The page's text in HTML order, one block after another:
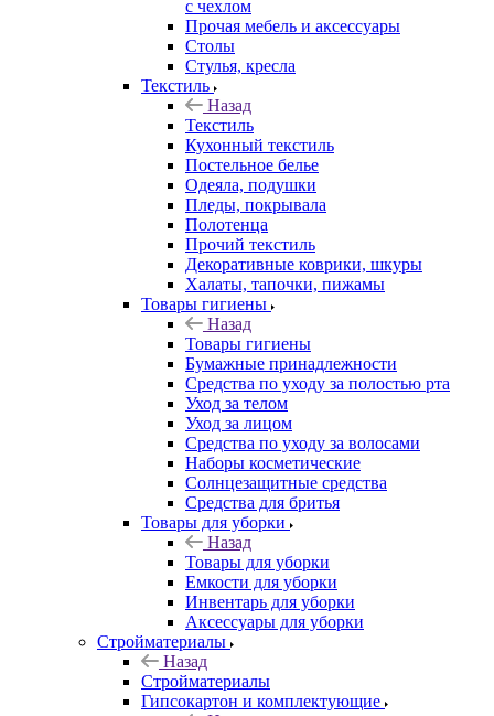
с чехлом
Прочая мебель и аксессуары
Столы
Стулья, кресла
Текстиль
Назад
Текстиль
Кухонный текстиль
Постельное белье
Одеяла, подушки
Пледы, покрывала
Полотенца
Прочий текстиль
Декоративные коврики, шкуры
Халаты, тапочки, пижамы
Товары гигиены
Назад
Товары гигиены
Бумажные принадлежности
Средства по уходу за полостью рта
Уход за телом
Уход за лицом
Средства по уходу за волосами
Наборы косметические
Солнцезащитные средства
Средства для бритья
Товары для уборки
Назад
Товары для уборки
Емкости для уборки
Инвентарь для уборки
Аксессуары для уборки
Стройматериалы
Назад
Стройматериалы
Гипсокартон и комплектующие